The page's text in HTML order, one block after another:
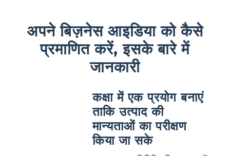
अपने बिज़नेस आइडिया को कैसे
प्रमाणित करें, इसके बारे में
जानकारी
कक्षा में एक प्रयोग बनाएं
ताकि उत्पाद की
मान्यताओं का परीक्षण
किया जा सके